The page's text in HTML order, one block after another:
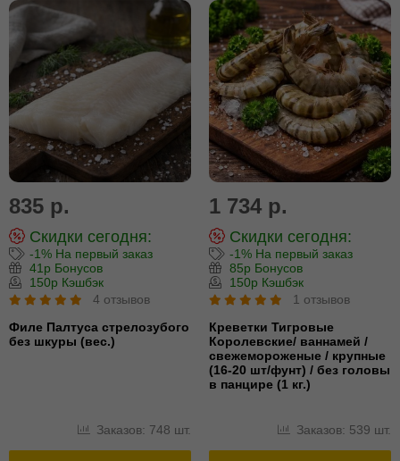
835 р.
Скидки сегодня:
-1% На первый заказ
41р Бонусов
150р Кэшбэк
4 отзывов
Филе Палтуса стрелозубого
без шкуры (вес.)
Заказов: 748 шт.
1 734 р.
Скидки сегодня:
-1% На первый заказ
85р Бонусов
150р Кэшбэк
1 отзывов
Креветки Тигровые
Королевские/ ваннамей /
свежемороженые / крупные
(16-20 шт/фунт) / без головы
в панцире (1 кг.)
Заказов: 539 шт.